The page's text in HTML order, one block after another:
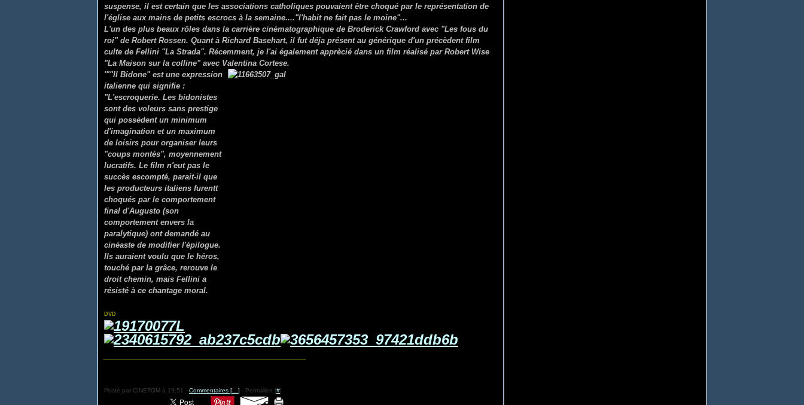
suspense, il est certain que les associations catholiques pouvaient être choqué par le représentation de
l'église aux mains de petits escrocs à la semaine...."l'habit ne fait pas le moine"...
L'un des plus beaux rôles dans la carrière cinématographique de Broderick Crawford avec "Les fous du
roi" de Robert Rossen. Quant à Richard Basehart, il fut déja présent au générique d'un précèdent film
culte de Fellini "La Strada". Récemment, je l'ai également apprècié dans un film réalisé par Robert Wise
"La Maison sur la colline" avec Valentina Cortese.
'""Il Bidone" est une expression
italienne qui signifie :
"L'escroquerie. Les bidonistes
sont des voleurs sans prestige
qui possèdent un minimum
d'imagination et un maximum
de loisirs pour organiser leurs
"coups montés", moyennement
lucratifs. Le film n'eut pas le
succès escompté, parait-il que
les producteurs italiens furentt
choqués par le comportement
final d'Augusto (son
comportement envers la
paralytique) ont demandé au
cinéaste de modifier l'épilogue.
Ils auraient voulu que le héros,
touché par la grâce, rerouve le
droit chemin, mais Fellini a
résisté à ce chantage moral.
DVD
Posté par CINETOM à 19:51 - Commentaires [ ] - Permalien [#]